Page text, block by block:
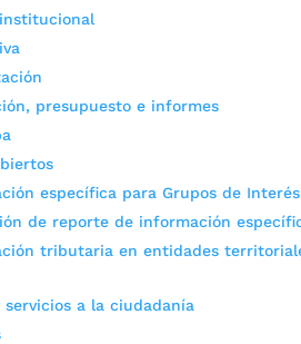
presupuesto e informes
específica para Grupos de Interés
de reporte de información
tributaria en entidades
servicios a la ciudadanía